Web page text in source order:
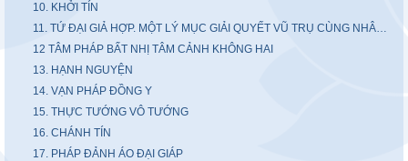
10. KHỞI TÍN
11. TỨ ĐẠI GIẢ HỢP. MỘT LÝ MỤC GIẢI QUYẾT VŨ TRỤ CÙNG NHÂN SINH
12 TÂM PHÁP BẤT NHỊ TÂM CẢNH KHÔNG HAI
13. HẠNH NGUYỆN
14. VẠN PHÁP ĐỒNG Y
15. THỰC TƯỚNG VÔ TƯỚNG
16. CHÁNH TÍN
17. PHÁP ĐẢNH ÁO ĐẠI GIÁP